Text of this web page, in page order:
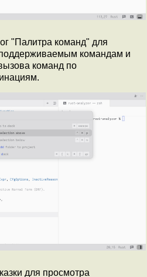
"Палитра команд" для
поддерживаемым командам и
команд по
для просмотра